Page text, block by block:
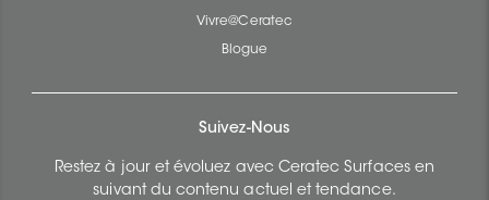
Vivre@Ceratec
Blogue
Suivez-Nous
Restez à jour et évoluez avec Ceratec Surfaces en
suivant du contenu actuel et tendance.